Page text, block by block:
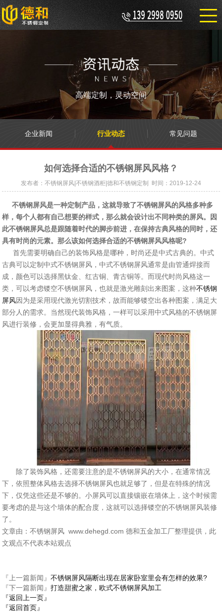
高端定制，灵动空间
企业新闻 行业动态 常见问题
如何选择合适的不锈钢屏风风格？
发布者：不锈钢屏风|不锈钢酒柜|德和不锈钢定制 时间：2019-12-24
不锈钢屏风是一种定制产品，这就导致了不锈钢屏风的风格多种多
样，每个人都有自己想要的样式，那么就会设计出不同种类的屏风。因
此不锈钢屏风总是跟随着时代的脚步前进，在保持古典风格的同时，还
具有时尚的元素。那么该如何选择合适的不锈钢屏风风格呢?
首先需要明确自己的装饰风格是哪种，时尚还是中式古典的。中式
古典可以定制中式不锈钢屏风，中式不锈钢屏风通常是由管通焊接而
成，颜色可以选择黑钛金、红古铜、青古铜等。而现代时尚风格这一
类，可以考虑镂空不锈钢屏风，也就是激光雕刻出来图案，这种不锈钢
屏风因为是采用现代激光切割技术，故而能够镂空出各种图案，满足大
部分人的需求。当然现代装饰风格，一样可以采用中式风格的不锈钢屏
风进行装修，会更加显得典雅，有气质。
除了装饰风格，还需要注意的是不锈钢屏风的大小，在通常情况
下，依照整体风格去选择不锈钢屏风也就足够了，但是在特殊的情况
下，仅凭这些还是不够的。小屏风可以直接镶嵌在墙体上，这个时候需
要考虑的是与这个墙体的配合度，这就可以选择镂空的不锈钢屏风装修
了。
文章由：不锈钢屏风 www.dehegd.com 德和五金加工厂整理提供，此
文观点不代表本站观点
『上一篇新闻』不锈钢屏风隔断出现在居家卧室里会有怎样的效果?
『下一篇新闻』打造甜蜜之家，欧式不锈钢屏风加工
『返回上一页』
『返回首页』